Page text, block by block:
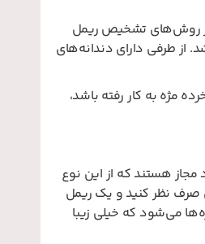
از روش‌های تشخیص ریمل
از طرفی دارای دندانه‌های
مژه به کار رفته باشد،
هستند که از این نوع
صرف نظر کنید و یک ریمل
می‌شود که خیلی زیبا